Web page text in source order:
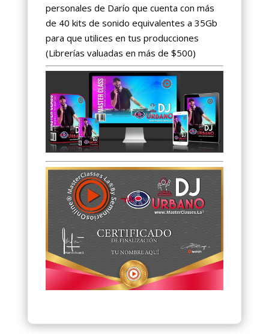
personales de Darío que cuenta con más
de 40 kits de sonido equivalentes a 35Gb
para que utilices en tus producciones
(Librerías valuadas en más de $500)